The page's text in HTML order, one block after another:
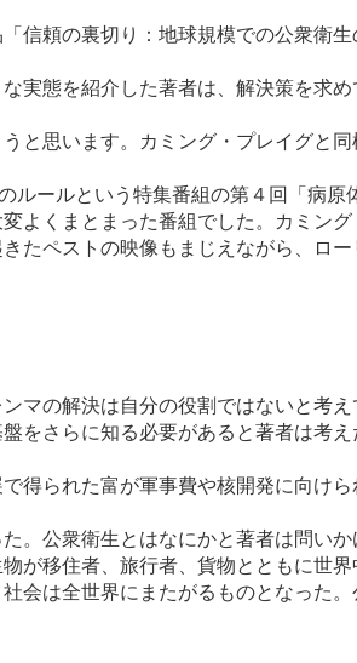
頼の裏切り：地球規模での公衆衛生
実態を紹介した著者は、解決策を求
と思います。カミング・プレイグと
ールという特集番組の第４回「病原
よくまとまった番組でした。カミン
たペストの映像もまじえながら、ロー
マの解決は自分の役割ではないと考
をさらに知る必要があると著者は考
得られた富が軍事費や核開発に向け
公衆衛生とはなにかと著者は問いか
が移住者、旅行者、貨物とともに世界
会は全世界にまたがるものとなった